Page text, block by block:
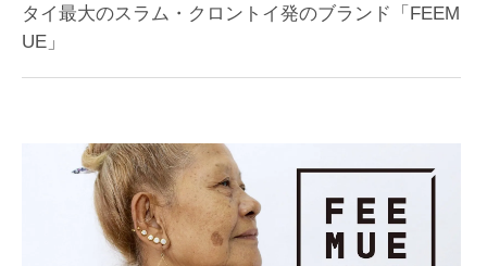
タイ最大のスラム・クロントイ発のブランド「FEEM
UE」